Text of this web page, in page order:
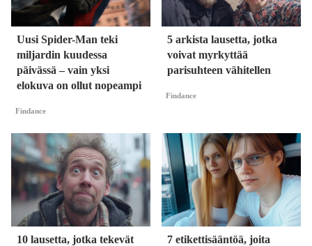
Uusi Spider-Man teki
miljardin kuudessa
päivässä – vain yksi
elokuva on ollut nopeampi
Findance
5 arkista lausetta, jotka
voivat myrkyttää
parisuhteen vähitellen
Findance
10 lausetta, jotka tekevät
7 etikettisääntöä, joita